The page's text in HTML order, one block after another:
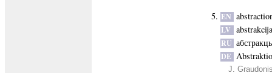
EN
LV abstrakcija
RU
DE
J.